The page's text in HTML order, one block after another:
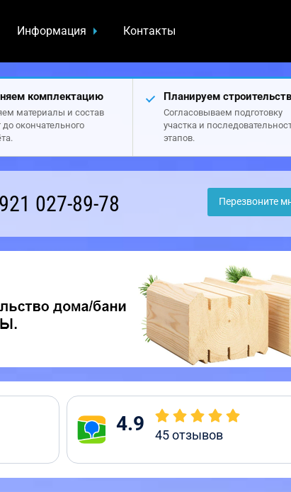
Информация Контакты
комплектацию
материалы и состав
до окончательного
Планируем
Согласовываем подготовку
участка и
этапов.
027-89-78 Перезвоните
4.9 45отзывов